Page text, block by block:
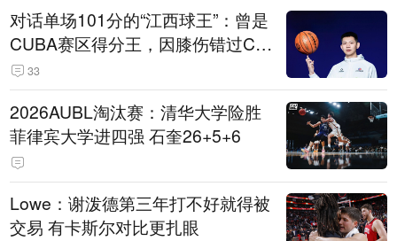
对话单场101分的“江西球王”：曾是
CUBA赛区得分王，因膝伤错过CB
A选秀
33
2026AUBL淘汰赛：清华大学险胜
菲律宾大学进四强 石奎26+5+6
Lowe：谢泼德第三年打不好就得被
交易 有卡斯尔对比更扎眼